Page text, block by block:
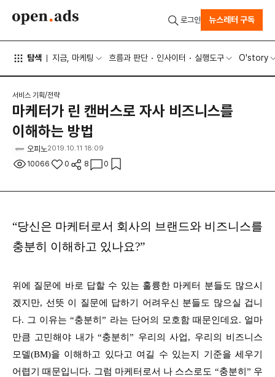
탐색 지금, 마케팅 흐름과 판단 인사이터 실행도구 O'story
로그인 뉴스레터 구독
서비스 기획/전략
마케터가 린 캔버스로 자사 비즈니스를
이해하는 방법
오피노2019.10.11 18:09
10066 0 8 0
“당신은 마케터로서 회사의 브랜드와 비즈니스를
충분히 이해하고 있나요?”
위에 질문에 바로 답할 수 있는 훌륭한 마케터 분들도 많으시
겠지만, 선뜻 이 질문에 답하기 어려우신 분들도 많으실 겁니
다. 그 이유는 “충분히” 라는 단어의 모호함 때문인데요. 얼마
만큼 고민해야 내가 “충분히” 우리의 사업, 우리의 비즈니스
모델(BM)을 이해하고 있다고 여길 수 있는지 기준을 세우기
어렵기 때문입니다. 그럼 마케터로서 나 스스로도 “충분히” 우